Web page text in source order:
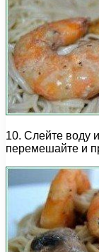
10. Слейте воду
перемешайте и